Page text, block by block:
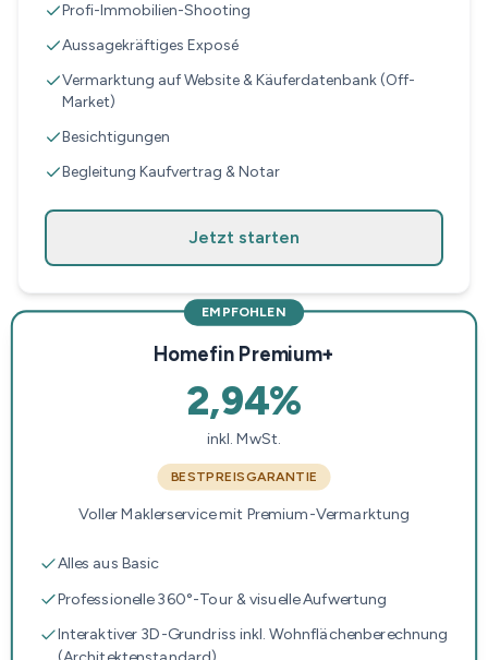
Profi-Immobilien-Shooting
Aussagekräftiges Exposé
Vermarktung auf Website & Käuferdatenbank (Off-
Market)
Besichtigungen
Begleitung Kaufvertrag & Notar
Jetzt starten
EMPFOHLEN
Homefin Premium+
2,94%
inkl. MwSt.
BESTPREISGARANTIE
Voller Maklerservice mit Premium-Vermarktung
Alles aus Basic
Professionelle 360°-Tour & visuelle Aufwertung
Interaktiver 3D-Grundriss inkl. Wohnflächenberechnung